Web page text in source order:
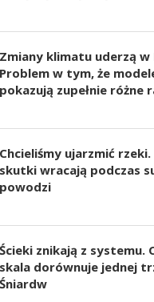
Zmiany klimatu uderzą w
Problem w tym, że
pokazują zupełnie różne
Chcieliśmy ujarzmić rzeki.
skutki wracają podczas
powodzi
Ścieki znikają z systemu.
skala dorównuje jednej
Śniardw